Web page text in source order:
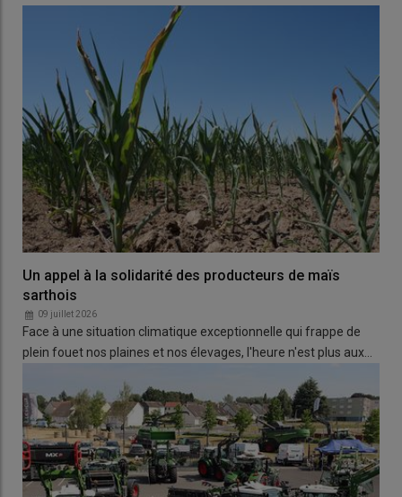
Un appel à la solidarité des producteurs de maïs
sarthois
09 juillet 2026
Face à une situation climatique exceptionnelle qui frappe de
plein fouet nos plaines et nos élevages, l'heure n'est plus aux…